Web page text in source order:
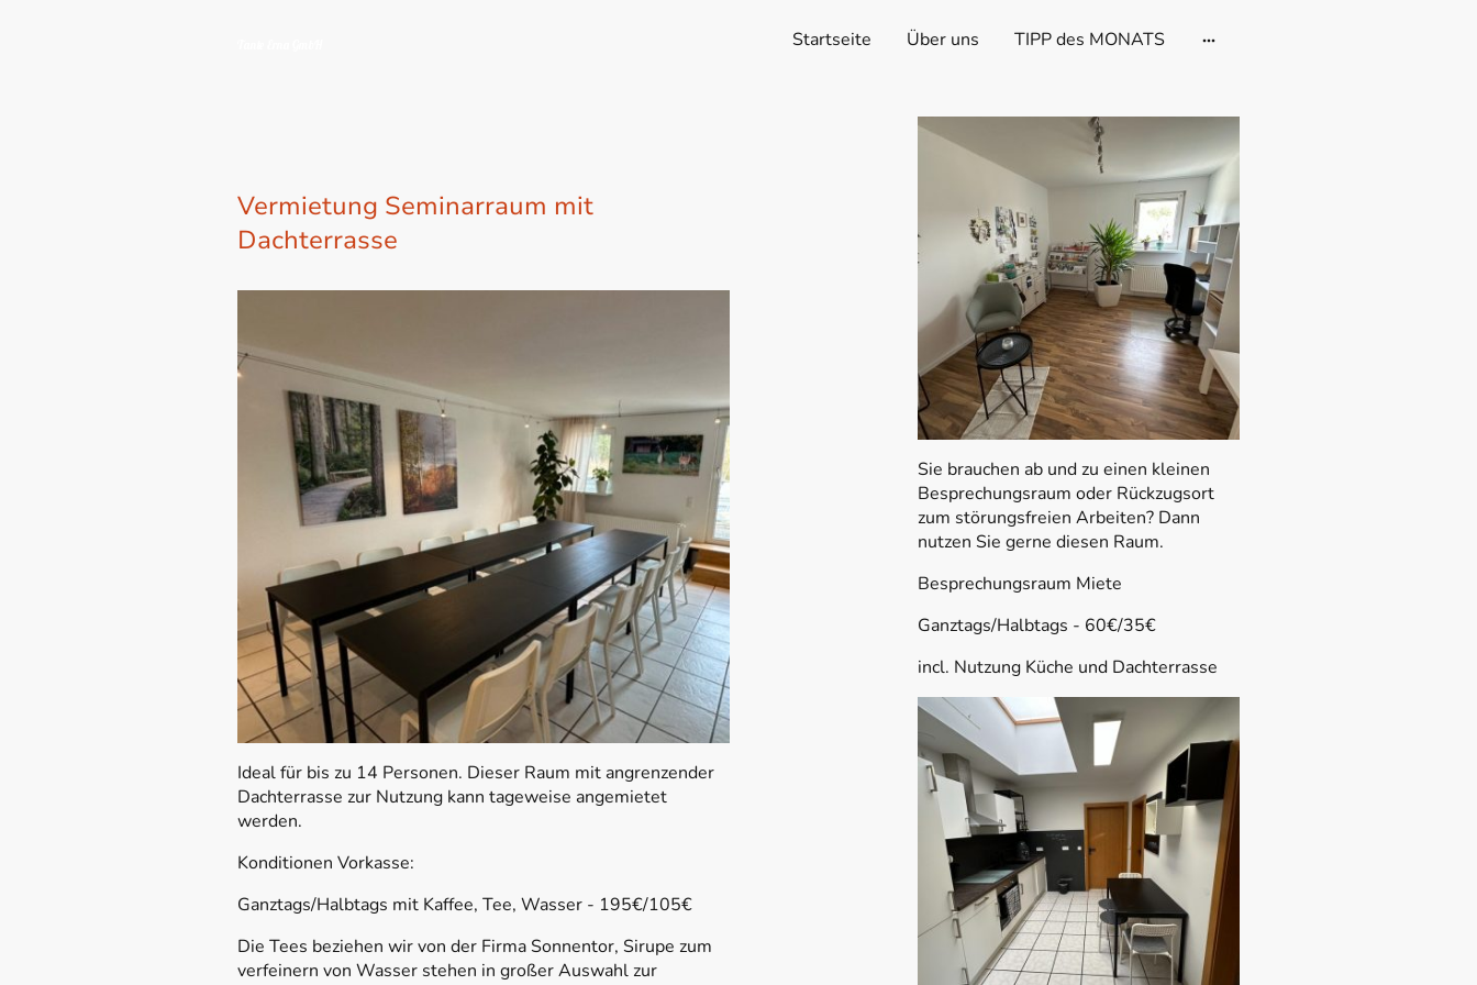
Startseite Über uns TIPP des MONATS
Vermietung Seminarraum mit
Dachterrasse
Ideal für bis zu 14 Personen. Dieser Raum mit angrenzender
Dachterrasse zur Nutzung kann tageweise angemietet
werden.
Konditionen Vorkasse:
Ganztags/Halbtags mit Kaffee, Tee, Wasser - 195€/105€
Die Tees beziehen wir von der Firma Sonnentor, Sirupe zum
verfeinern von Wasser stehen in großer Auswahl zur
Sie brauchen ab und zu einen kleinen
Besprechungsraum oder Rückzugsort
zum störungsfreien Arbeiten? Dann
nutzen Sie gerne diesen Raum.
Besprechungsraum Miete
Ganztags/Halbtags - 60€/35€
incl. Nutzung Küche und Dachterrasse